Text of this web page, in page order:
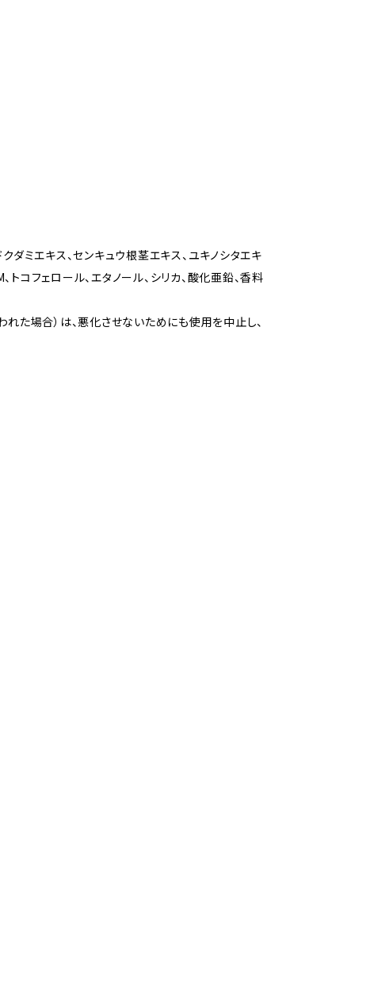
ダミエキス、センキュウ根茎エキス、ユキノシタエキ
コフェロール、エタノール、シリカ、酸化亜鉛、香料
た場合）は、悪化させないためにも使用を中止し、